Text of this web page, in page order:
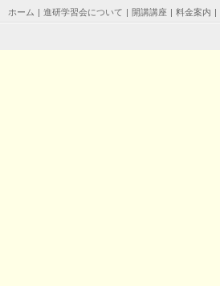
ホーム | 進研学習会について | 開講講座 | 料金案内 |